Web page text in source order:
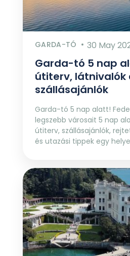
GARDA-TÓ 30 May
Garda-tó 5 nap
útiterv, látnivalók
szállásajánlók
Garda-tó 5 nap alatt!
legszebb városait 5 nap
útiterv, szállásajánlók,
és utazási tippek egy